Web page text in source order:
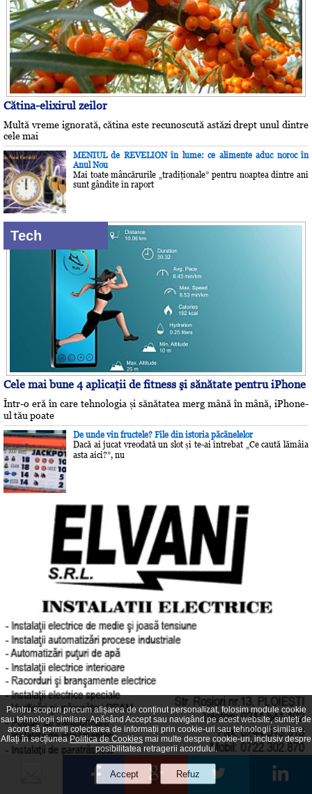
Cătina-elixirul zeilor
Multă vreme ignorată, cătina este recunoscută astăzi drept unul dintre
cele mai
MENIUL de REVELION în lume: ce alimente aduc noroc în
Anul Nou
Mai toate mâncărurile „tradiţionale” pentru noaptea dintre ani
sunt gândite în raport
Tech
Cele mai bune 4 aplicaţii de fitness şi sănătate pentru iPhone
Într-o eră în care tehnologia și sănătatea merg mână în mână, iPhone-
ul tău poate
De unde vin fructele? File din istoria păcănelelor
Dacă ai jucat vreodată un slot și te-ai întrebat „Ce caută lămâia
asta aici?”, nu
Bancul zilei
Pentru scopuri precum afișarea de conținut personalizat, folosim module cookie
sau tehnologii similare. Apăsând Accept sau navigând pe acest website, sunteți de
acord să permiți colectarea de informații prin cookie-uri sau tehnologii similare.
Aflați în secțiunea Politica de Cookies mai multe despre cookie-uri, inclusiv despre
posibilitatea retragerii acordului.